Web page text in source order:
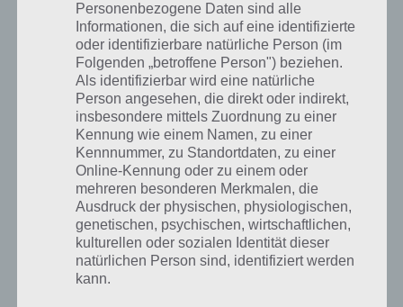
alle Missionen mit dem nächsten Fahrer abschließen, der bisher
noch keinen goldenen Pokal geholt hat. Dabei bekommst du erneut
die Belohnung, also Bike-Pakete, Erfahrungspunkte, Geld und vieles
mehr gutgeschrieben.
Das gleiche gilt natürlich auch bei den nächsten Kapitel. Die einzige
Ausnahme stellt das Crew-Event dar, weil man hier nur einmal
gewinnen kann. So kannst du bei Bike Unchained nochmal
zahlreiche Bike-Pakete abstauben, um deine Fahrräder und Fahrer
zu verbessern.
Personenbezogene Daten sind alle
Informationen, die sich auf eine identifizierte
oder identifizierbare natürliche Person (im
Folgenden „betroffene Person") beziehen.
Als identifizierbar wird eine natürliche
Person angesehen, die direkt oder indirekt,
insbesondere mittels Zuordnung zu einer
Kennung wie einem Namen, zu einer
Kennnummer, zu Standortdaten, zu einer
Online-Kennung oder zu einem oder
mehreren besonderen Merkmalen, die
Ausdruck der physischen, physiologischen,
genetischen, psychischen, wirtschaftlichen,
kulturellen oder sozialen Identität dieser
natürlichen Person sind, identifiziert werden
kann.